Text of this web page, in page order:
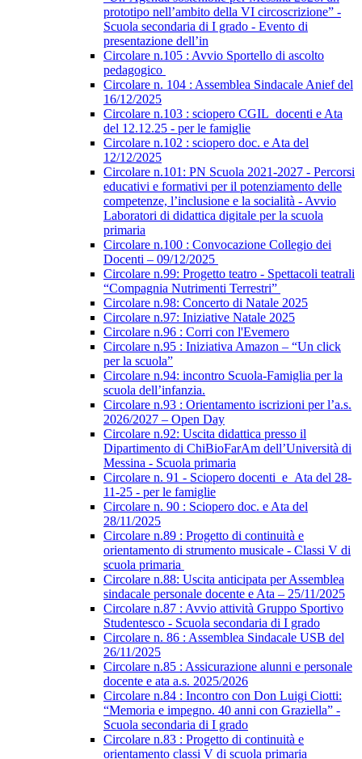
prototipo nell’ambito della VI circoscrizione” -
Scuola secondaria di I grado - Evento di
presentazione dell’in
Circolare n.105 : Avvio Sportello di ascolto
pedagogico
Circolare n. 104 : Assemblea Sindacale Anief del
16/12/2025
Circolare n.103 : sciopero CGIL_docenti e Ata
del 12.12.25 - per le famiglie
Circolare n.102 : sciopero doc. e Ata del
12/12/2025
Circolare n.101: PN Scuola 2021-2027 - Percorsi
educativi e formativi per il potenziamento delle
competenze, l’inclusione e la socialità - Avvio
Laboratori di didattica digitale per la scuola
primaria
Circolare n.100 : Convocazione Collegio dei
Docenti – 09/12/2025
Circolare n.99: Progetto teatro - Spettacoli teatrali
“Compagnia Nutrimenti Terrestri”
Circolare n.98: Concerto di Natale 2025
Circolare n.97: Iniziative Natale 2025
Circolare n.96 : Corri con l'Evemero
Circolare n.95 : Iniziativa Amazon – “Un click
per la scuola”
Circolare n.94: incontro Scuola-Famiglia per la
scuola dell’infanzia.
Circolare n.93 : Orientamento iscrizioni per l’a.s.
2026/2027 – Open Day
Circolare n.92: Uscita didattica presso il
Dipartimento di ChiBioFarAm dell’Università di
Messina - Scuola primaria
Circolare n. 91 - Sciopero docenti_e_Ata del 28-
11-25 - per le famiglie
Circolare n. 90 : Sciopero doc. e Ata del
28/11/2025
Circolare n.89 : Progetto di continuità e
orientamento di strumento musicale - Classi V di
scuola primaria
Circolare n.88: Uscita anticipata per Assemblea
sindacale personale docente e Ata – 25/11/2025
Circolare n.87 : Avvio attività Gruppo Sportivo
Studentesco - Scuola secondaria di I grado
Circolare n. 86 : Assemblea Sindacale USB del
26/11/2025
Circolare n.85 : Assicurazione alunni e personale
docente e ata a.s. 2025/2026
Circolare n.84 : Incontro con Don Luigi Ciotti:
“Memoria e impegno. 40 anni con Graziella” -
Scuola secondaria di I grado
Circolare n.83 : Progetto di continuità e
orientamento classi V di scuola primaria